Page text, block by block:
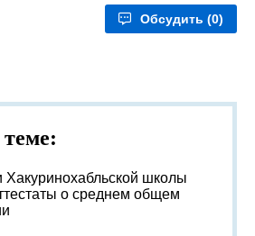
Обсудить (0)
Хакуринохабльской школы
о среднем общем